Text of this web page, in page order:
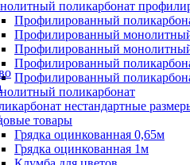
поликарбонат
Профилированный
Профилированный
Профилированный
Профилированный
Профилированный
поликарбонат
нестандартные
товары
Грядка оцинкованная 0,65м
Грядка оцинкованная 1м